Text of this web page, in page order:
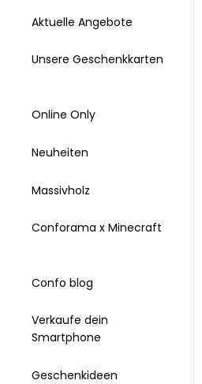
Aktuelle Angebote
Unsere Geschenkkarten
Online Only
Neuheiten
Massivholz
Conforama x Minecraft
Confo blog
Verkaufe dein
Smartphone
Geschenkideen